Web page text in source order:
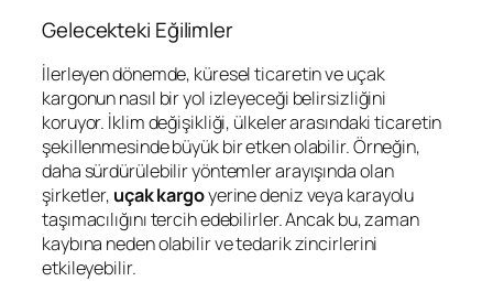
Gelecekteki Eğilimler
İlerleyen dönemde, küresel ticaretin ve uçak
kargonun nasıl bir yol izleyeceği belirsizliğini
koruyor. İklim değişikliği, ülkeler arasındaki ticaretin
şekillenmesinde büyük bir etken olabilir. Örneğin,
daha sürdürülebilir yöntemler arayışında olan
şirketler, uçak kargoyerine deniz veya karayolu
taşımacılığını tercih edebilirler. Ancak bu, zaman
kaybına neden olabilir ve tedarik zincirlerini
etkileyebilir.